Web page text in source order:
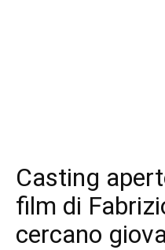
Casting
film di
cercano